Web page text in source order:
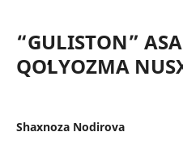
“GULISTON”
QOʻLYOZMA
Shaxnoza Nodirova